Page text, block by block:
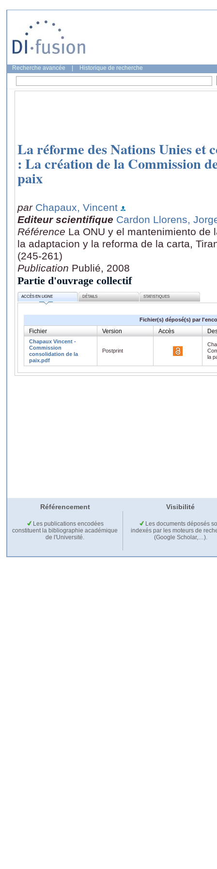
Recherche avancée Historique de recherche
La réforme des Nations Unies et
: La création de la Commission
paix
par Chapaux, Vincent
Editeur scientifique Cardon Llorens,
Référence La ONU y el mantenimiento de
la adaptacion y la reforma de la carta,
(245-261)
Publication Publié, 2008
Partie d'ouvrage collectif
ACCÈS EN LIGNE DÉTAILS STATISTIQUES
Fichier(s) déposé(s) par
Fichier Version Accès
Chapaux Vincent -
Commission
consolidation de la
paix.pdf
Postprint
la
Référencement Visibilité
Les publications encodées
constituent la bibliographie académique
de l'Université.
Les documents déposés
indexés par les moteurs de
(Google Scholar,…).